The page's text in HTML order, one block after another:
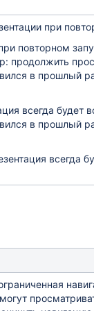
при
ри повторном
продолжить
в прошлый
всегда будет
в прошлый
всегда